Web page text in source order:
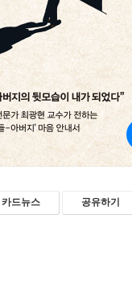
카드뉴스 공유하기